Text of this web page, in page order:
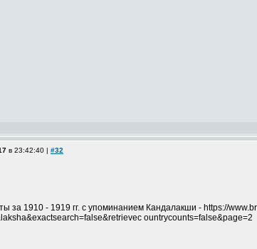
в 23:42:40 | #32
за 1910 - 1919 гг. с упоминанием Кандалакши - https://
ountrycounts=false&page=2